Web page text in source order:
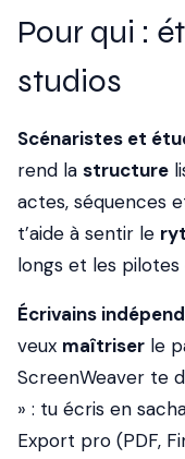
Pour qui :
studios
Scénaristes et
rend la structure
actes, séquences
t’aide à sentir le
longs et les pilotes
Écrivains
veux maîtriser le
ScreenWeaver te
» : tu écris en
Export pro (PDF,